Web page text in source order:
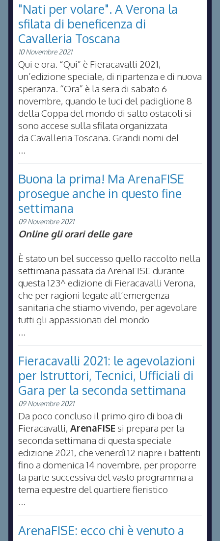
"Nati per volare". A Verona la
sfilata di beneficenza di
Cavalleria Toscana
10 Novembre 2021
Qui e ora. “Qui” è Fieracavalli 2021,
un’edizione speciale, di ripartenza e di nuova
speranza. “Ora” è la sera di sabato 6
novembre, quando le luci del padiglione 8
della Coppa del mondo di salto ostacoli si
sono accese sulla sfilata organizzata
da Cavalleria Toscana. Grandi nomi del
Buona la prima! Ma ArenaFISE
prosegue anche in questo fine
settimana
09 Novembre 2021
Online gli orari delle gare
È stato un bel successo quello raccolto nella
settimana passata da ArenaFISE durante
questa 123^ edizione di Fieracavalli Verona,
che per ragioni legate all’emergenza
sanitaria che stiamo vivendo, per agevolare
tutti gli appassionati del mondo
Fieracavalli 2021: le agevolazioni
per Istruttori, Tecnici, Ufficiali di
Gara per la seconda settimana
09 Novembre 2021
Da poco concluso il primo giro di boa di
Fieracavalli, ArenaFISE si prepara per la
seconda settimana di questa speciale
edizione 2021, che venerdì 12 riapre i battenti
fino a domenica 14 novembre, per proporre
la parte successiva del vasto programma a
tema equestre del quartiere fieristico
ArenaFISE: ecco chi è venuto a